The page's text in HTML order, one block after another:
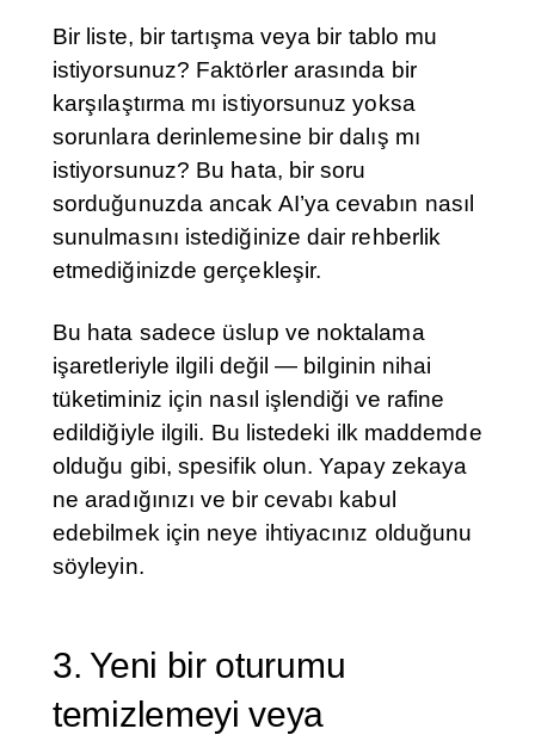
Bir liste, bir tartışma veya bir tablo mu
istiyorsunuz? Faktörler arasında bir
karşılaştırma mı istiyorsunuz yoksa
sorunlara derinlemesine bir dalış mı
istiyorsunuz? Bu hata, bir soru
sorduğunuzda ancak AI’ya cevabın nasıl
sunulmasını istediğinize dair rehberlik
etmediğinizde gerçekleşir.
Bu hata sadece üslup ve noktalama
işaretleriyle ilgili değil — bilginin nihai
tüketiminiz için nasıl işlendiği ve rafine
edildiğiyle ilgili. Bu listedeki ilk maddemde
olduğu gibi, spesifik olun. Yapay zekaya
ne aradığınızı ve bir cevabı kabul
edebilmek için neye ihtiyacınız olduğunu
söyleyin.
3. Yeni bir oturumu
temizlemeyi veya